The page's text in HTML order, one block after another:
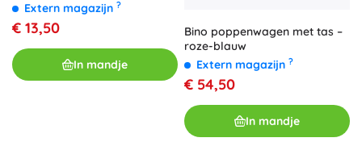
Extern magazijn ?
€ 13,50
In mandje
Bino poppenwagen met tas –
roze-blauw
Extern magazijn ?
€ 54,50
In mandje